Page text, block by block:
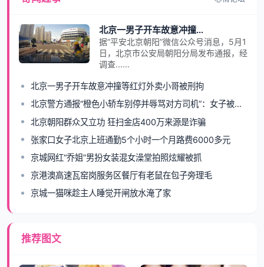
北京一男子开车故意冲撞等红灯外卖小哥被刑拘
据“平安北京朝阳”微信公众号消息，5月1
日，北京市公安局朝阳分局发布通报，经
调查......
北京一男子开车故意冲撞等红灯外卖小哥被刑拘
北京警方通报“橙色小轿车别停并辱骂对方司机”：女子被行拘
北京朝阳群众又立功 狂扫金店400万来源是诈骗
张家口女子北京上班通勤5个小时一个月路费6000多元
京城网红“乔姐”男扮女装混女澡堂拍照炫耀被抓
京港澳高速瓦窑岗服务区餐厅有老鼠在包子旁理毛
京城一猫咪趁主人睡觉开闸放水淹了家
推荐图文